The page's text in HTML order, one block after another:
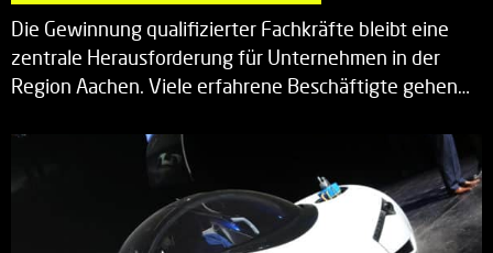
Die Gewinnung qualifizierter Fachkräfte bleibt eine
zentrale Herausforderung für Unternehmen in der
Region Aachen. Viele erfahrene Beschäftigte gehen…